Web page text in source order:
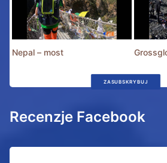
Nepal – most
ZASUBSKRYBUJ
Recenzje Facebook